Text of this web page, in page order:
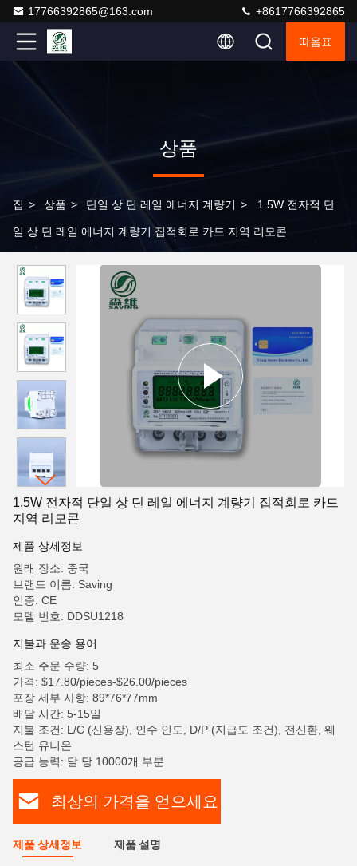
17766392865@163.com +8617766392865
따옴표
상품
집 > 상품 > 단일 상 딘 레일 에너지 계량기 > 1.5W 전자적 단
일 상 딘 레일 에너지 계량기 집적회로 카드 지역 리모콘
1.5W 전자적 단일 상 딘 레일 에너지 계량기 집적회로 카드
지역 리모콘
제품 상세정보
원래 장소: 중국
브랜드 이름: Saving
인증: CE
모델 번호: DDSU1218
지불과 운송 용어
최소 주문 수량: 5
가격: $17.80/pieces-$26.00/pieces
포장 세부 사항: 89*76*77mm
배달 시간: 5-15일
지불 조건: L/C (신용장), 인수 인도, D/P (지급도 조건), 전신환, 웨
스턴 유니온
공급 능력: 달 당 10000개 부분
최상의 가격을 얻으세요
제품 상세정보 제품 설명